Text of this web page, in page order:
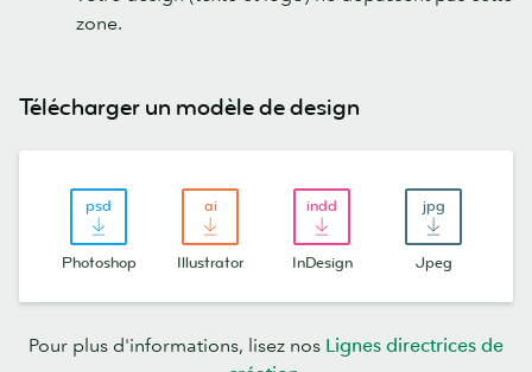
zone.
Télécharger un modèle de design
Photoshop Illustrator InDesign Jpeg
Pour plus d'informations, lisez nos Lignes directrices de